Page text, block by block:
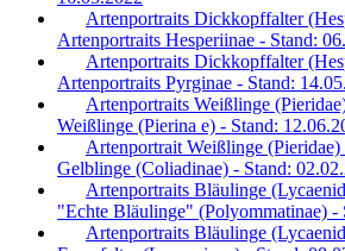
Artenportraits Dickkopffalter
Artenportraits Hesperiinae - Stand:
Artenportraits Dickkopffalter
Artenportraits Pyrginae - Stand:
Artenportraits Weißlinge
Weißlinge (Pierina e) - Stand:
Artenportrait Weißlinge
Gelblinge (Coliadinae) - Stand:
Artenportraits Bläulinge
"Echte Bläulinge" (Polyommatinae) -
Artenportraits Bläulinge